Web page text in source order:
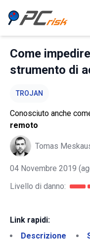
Come
strumento di
TROJAN
Conosciuto anche
remoto
Tomas
04 Novembre 2019
Livello di danno:
Link rapidi:
Descrizione